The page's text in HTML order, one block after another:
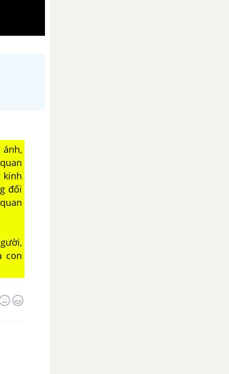
kinh
đối
con